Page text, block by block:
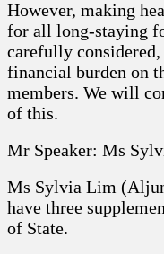
However, making
for all long-staying
carefully
financial burden on
members. We will
of this.
Mr Speaker: Ms
Ms Sylvia Lim
have three
of State.